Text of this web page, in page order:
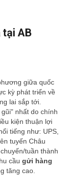
tại AB
giữa quốc
kỳ phát triển về
lai sắp tới.
nhất do chính
kiện thuận lợi
tiếng như: UPS,
tuyến Châu
tuần thành
cầu gửi hàng
tăng cao.